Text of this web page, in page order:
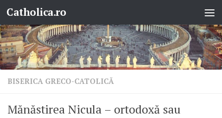
Skip to content
Catholica.ro
BISERICA GRECO-CATOLICĂ
Mănăstirea Nicula – ortodoxă sau